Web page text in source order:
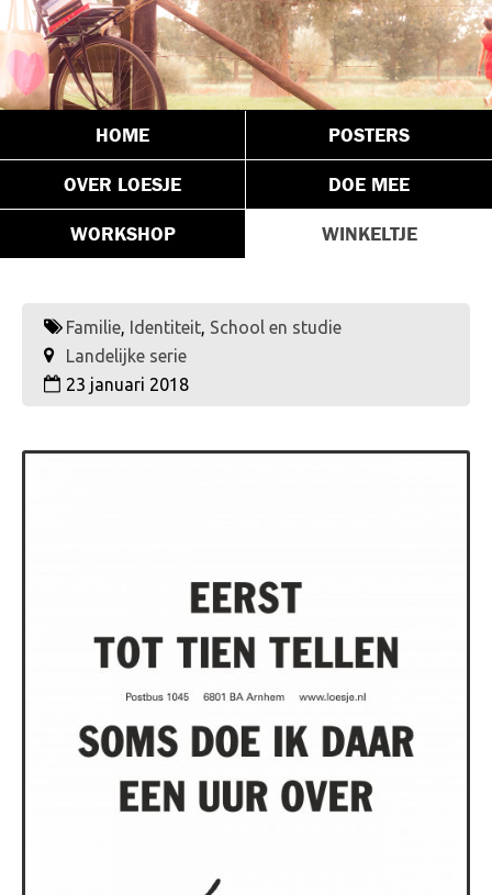
HOME POSTERS
OVER LOESJE DOE MEE
WORKSHOP WINKELTJE
Familie, Identiteit, School en studie
Landelijke serie
23 januari 2018